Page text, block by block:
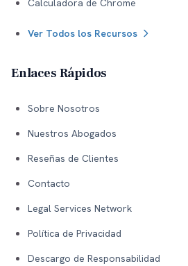
Calculadora de Chrome
Ver Todos los Recursos
Enlaces Rápidos
Sobre Nosotros
Nuestros Abogados
Reseñas de Clientes
Contacto
Legal Services Network
Política de Privacidad
Descargo de Responsabilidad